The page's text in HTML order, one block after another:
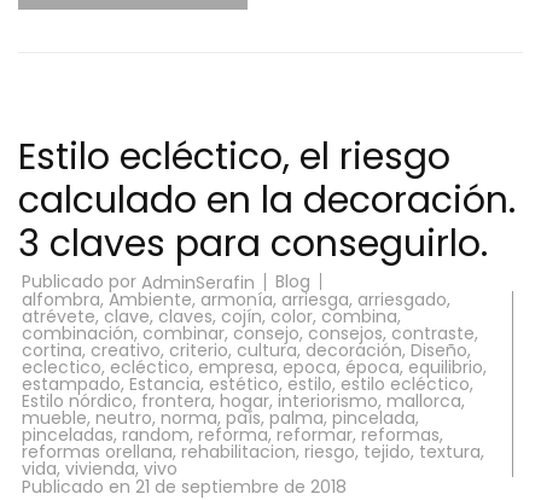
Estilo ecléctico, el riesgo
calculado en la decoración.
3 claves para conseguirlo.
Publicado por AdminSerafin Blog
alfombra, Ambiente, armonía, arriesga, arriesgado,
atrévete,clave, claves, cojín, color, combina,
combinación, combinar, consejo, consejos, contraste,
cortina, creativo, criterio, cultura, decoración, Diseño,
eclectico, ecléctico, empresa, epoca, época, equilibrio,
estampado, Estancia, estético, estilo,estilo ecléctico,
Estilo nórdico, frontera, hogar, interiorismo, mallorca,
mueble, neutro, norma, país, palma, pincelada,
pinceladas, random, reforma, reformar, reformas,
reformas orellana, rehabilitacion, riesgo, tejido, textura,
vida, vivienda, vivo
Publicado en 21 de septiembre de 2018